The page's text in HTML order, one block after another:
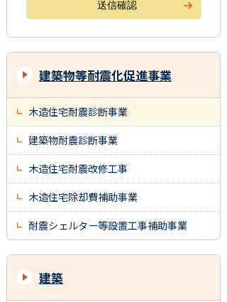
建築物等耐震化促進事業
木造住宅耐震診断事業
建築物耐震診断事業
木造住宅耐震改修工事
木造住宅除却費補助事業
耐震シェルター等設置工事補助事業
建築